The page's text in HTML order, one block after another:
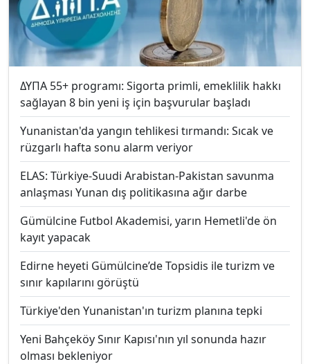
ΔΥΠΑ 55+ programı: Sigorta primli, emeklilik hakkı
sağlayan 8 bin yeni iş için başvurular başladı
Yunanistan'da yangın tehlikesi tırmandı: Sıcak ve
rüzgarlı hafta sonu alarm veriyor
ELAS: Türkiye-Suudi Arabistan-Pakistan savunma
anlaşması Yunan dış politikasına ağır darbe
Gümülcine Futbol Akademisi, yarın Hemetli'de ön
kayıt yapacak
Edirne heyeti Gümülcine’de Topsidis ile turizm ve
sınır kapılarını görüştü
Türkiye'den Yunanistan'ın turizm planına tepki
Yeni Bahçeköy Sınır Kapısı'nın yıl sonunda hazır
olması bekleniyor